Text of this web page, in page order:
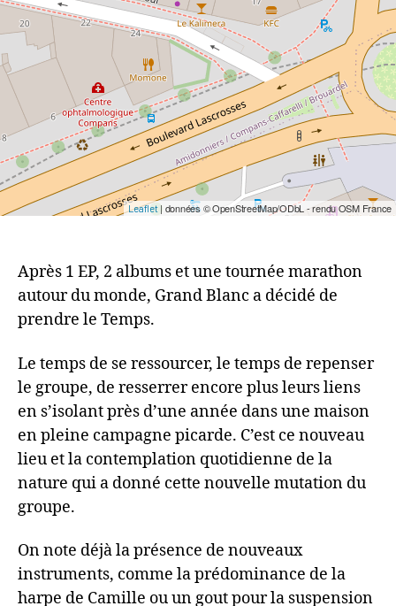
Leaflet| données © OpenStreetMap/ODbL - rendu OSM France
Après 1 EP, 2 albums et une tournée marathon
autour du monde, Grand Blanc a décidé de
prendre le Temps.
Le temps de se ressourcer, le temps de repenser
le groupe, de resserrer encore plus leurs liens
en s’isolant près d’une année dans une maison
en pleine campagne picarde. C’est ce nouveau
lieu et la contemplation quotidienne de la
nature qui a donné cette nouvelle mutation du
groupe.
On note déjà la présence de nouveaux
instruments, comme la prédominance de la
harpe de Camille ou un gout pour la suspension